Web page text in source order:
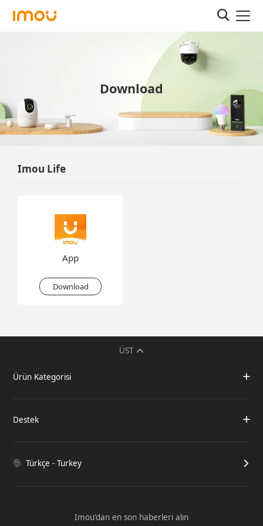
Download
Imou Life
App
Download
ÜST
Ürün Kategorisi
Destek
Türkçe - Turkey
Imou'dan en son haberleri alın